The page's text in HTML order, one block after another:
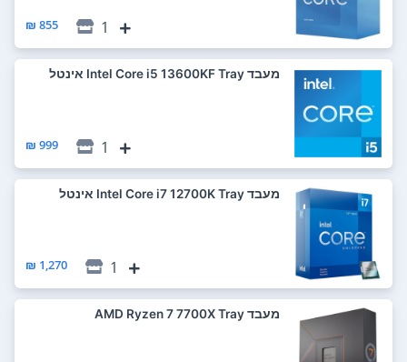
1
855 ₪
מעבד Intel Core i5 13600KF Tray אינטל
1
999 ₪
מעבד Intel Core i7 12700K Tray אינטל
1
1,270 ₪
מעבד AMD Ryzen 7 7700X Tray